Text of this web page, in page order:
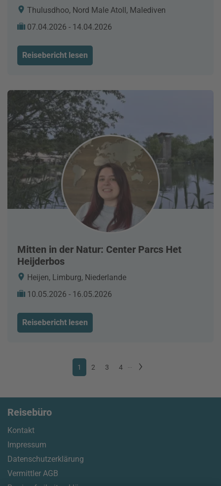
Thulusdhoo, Nord Male Atoll, Malediven
07.04.2026 - 14.04.2026
Reisebericht lesen
Mitten in der Natur: Center Parcs Het
Heijderbos
Heijen, Limburg, Niederlande
10.05.2026 - 16.05.2026
Reisebericht lesen
1 2 3 4
Reisebüro
Kontakt
Impressum
Datenschutzerklärung
Vermittler AGB